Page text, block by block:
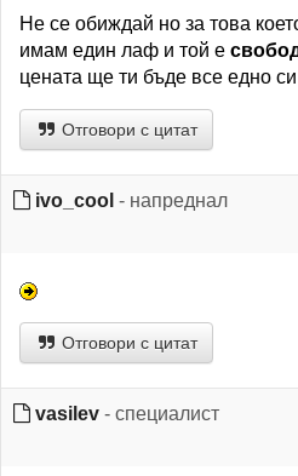
Не се обиждай но за това
имам един лаф и той е
цената ще ти бъде все едно
Отговори с цитат
ivo_cool - напреднал
Отговори с цитат
vasilev - специалист